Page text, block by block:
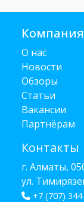
Компания
О нас
Новости
Обзоры
Статьи
Вакансии
Партнёрам
Контакты
г. Алматы,
ул.
+7 (707)